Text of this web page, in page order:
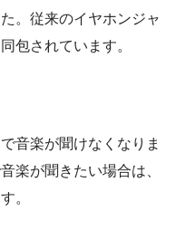
。従来のイヤホンジャ
包されています。
音楽が聞けなくなりま
楽が聞きたい場合は、
。